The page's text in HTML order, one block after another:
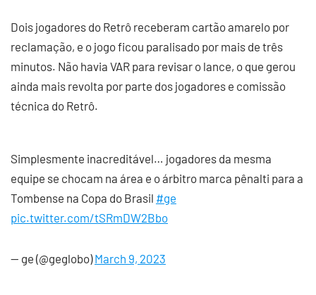
Dois jogadores do Retrô receberam cartão amarelo por
reclamação, e o jogo ficou paralisado por mais de três
minutos. Não havia VAR para revisar o lance, o que gerou
ainda mais revolta por parte dos jogadores e comissão
técnica do Retrô.
Simplesmente inacreditável… jogadores da mesma
equipe se chocam na área e o árbitro marca pênalti para a
Tombense na Copa do Brasil #ge
pic.twitter.com/tSRmDW2Bbo
— ge (@geglobo)March 9, 2023